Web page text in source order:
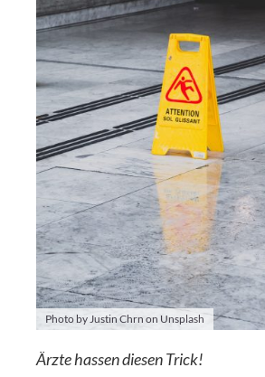
Photo by Justin Chrn on Unsplash
Ärzte hassen diesen Trick!